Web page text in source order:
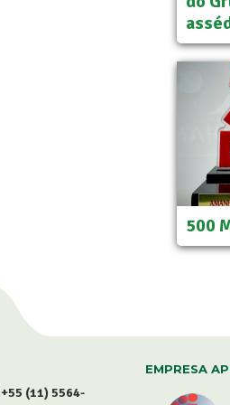
500
+55 (11) 5564-
EMPRESA